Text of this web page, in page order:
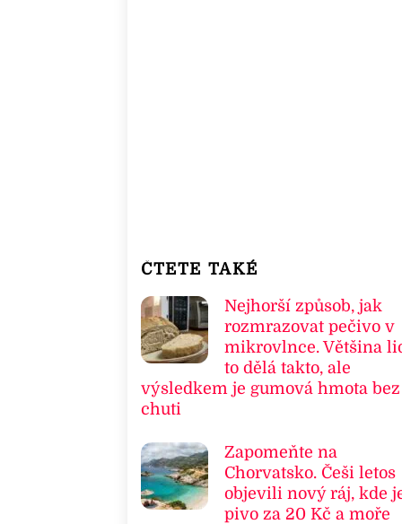
ČTETE TAKÉ
Nejhorší způsob, jak
rozmrazovat pečivo v
mikrovlnce. Většina
to dělá takto, ale
výsledkem je gumová hmota bez
chuti
Zapomeňte na
Chorvatsko. Češi letos
objevili nový ráj, kde
pivo za 20 Kč a moře